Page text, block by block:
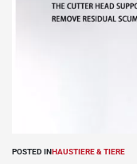
POSTED INHAUSTIERE & TIERE